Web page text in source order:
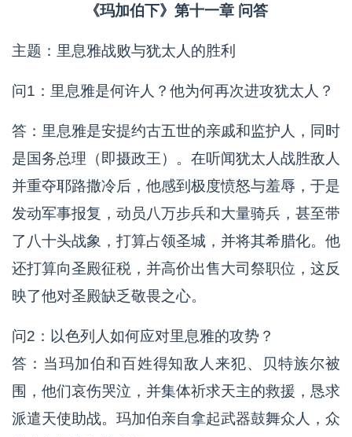
《玛加伯下》第十一章 问答
主题：里息雅战败与犹太人的胜利
问1：里息雅是何许人？他为何再次进攻犹太人？
答：里息雅是安提约古五世的亲戚和监护人，同时
是国务总理（即摄政王）。在听闻犹太人战胜敌人
并重夺耶路撒冷后，他感到极度愤怒与羞辱，于是
发动军事报复，动员八万步兵和大量骑兵，甚至带
了八十头战象，打算占领圣城，并将其希腊化。他
还打算向圣殿征税，并高价出售大司祭职位，这反
映了他对圣殿缺乏敬畏之心。
问2：以色列人如何应对里息雅的攻势？
答：当玛加伯和百姓得知敌人来犯、贝特族尔被
围，他们哀伤哭泣，并集体祈求天主的救援，恳求
派遣天使助战。玛加伯亲自拿起武器鼓舞众人，众